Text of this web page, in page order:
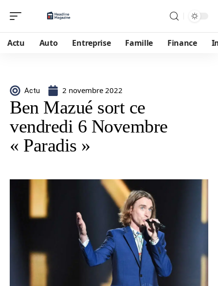
Actu Auto Entreprise Famille Finance
Actu 2 novembre 2022
Ben Mazué sort ce
vendredi 6 Novembre
« Paradis »